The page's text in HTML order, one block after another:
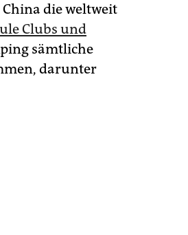
die weltweit
Clubs und
sämtliche
darunter